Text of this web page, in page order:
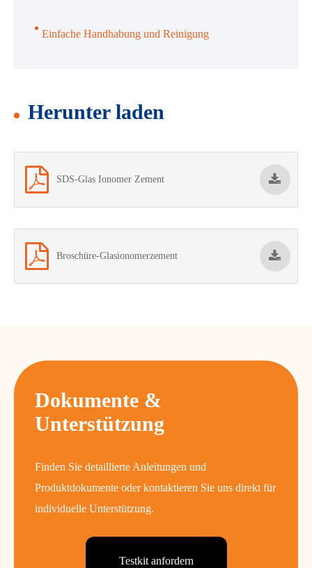
Einfache Handhabung und Reinigung
Herunter laden
SDS-Glas Ionomer Zement
Broschüre-Glasionomerzement
Dokumente &
Unterstützung
Finden Sie detaillierte Anleitungen und
Produktdokumente oder kontaktieren Sie uns direkt für
individuelle Unterstützung.
Testkit anfordern